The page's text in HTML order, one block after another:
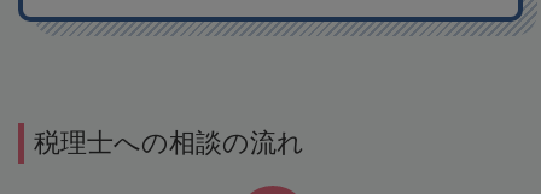
税理士への相談の流れ